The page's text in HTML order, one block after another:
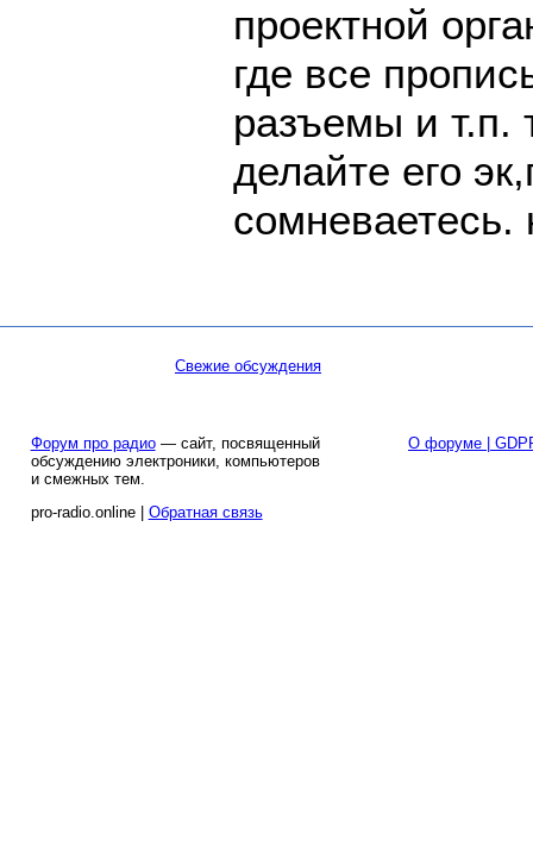
проектной
где все
разъемы и т.п.
делайте его
сомневаетесь.
Свежие обсуждения
Форум про радио— сайт, посвященный
обсуждению электроники, компьютеров
и смежных тем.
pro-radio.online | Обратная связь
О форуме |